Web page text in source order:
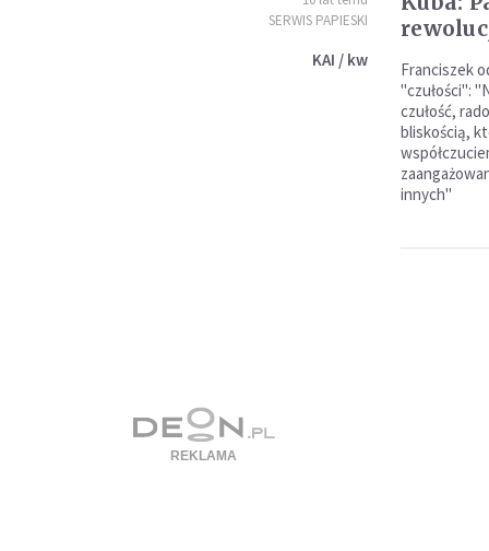
SERWIS PAPIESKI
KAI / kw
Franciszek
"czułości":
czułość,
bliskością,
innych"